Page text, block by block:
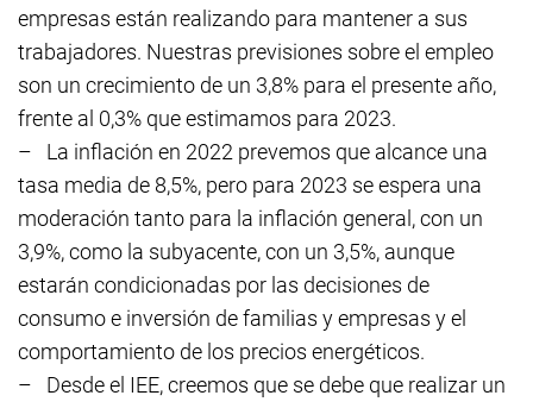
empresas están realizando para mantener a sus
trabajadores. Nuestras previsiones sobre el empleo
son un crecimiento de un 3,8% para el presente año,
frente al 0,3% que estimamos para 2023.
–
La inflación en 2022 prevemos que alcance una
tasa media de 8,5%, pero para 2023 se espera una
moderación tanto para la inflación general, con un
3,9%, como la subyacente, con un 3,5%, aunque
estarán condicionadas por las decisiones de
consumo e inversión de familias y empresas y el
comportamiento de los precios energéticos.
–
Desde el IEE, creemos que se debe que realizar un